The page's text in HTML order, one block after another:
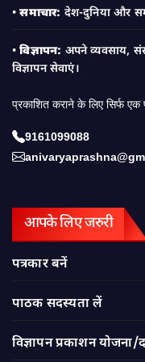
•समाचार: देश-दुनिया और
•विज्ञापन: अपने व्यवसाय,
विज्ञापन सेवाएं।
प्रकाशित कराने के लिए सिर्फ एक
9161099088
आपके लिए जरुरी
पत्रकार बनें
पाठक सदस्यता लें
विज्ञापन प्रकाशन योजना/